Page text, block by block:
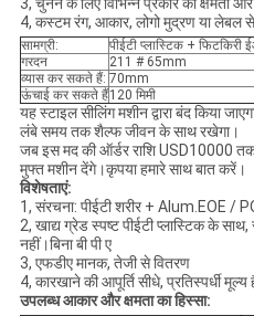
3, चुनने के लिए विभिन्न प्रकार की क्षमता
4, कस्टम रंग, आकार, लोगो मुद्रण या लेबल
सामग्री:
पीईटी प्लास्टिक +
गरदन
211 # 65mm
व्यास कर सकते हैं: 70mm
ऊंचाई कर सकते हैं120 मिमी
यह स्टाइल सीलिंग मशीन द्वारा बंद किया
लंबे समय तक शैल्फ जीवन के साथ रखेगा।
जब इस मद की ऑर्डर राशि USD10000
मुफ्त मशीन देंगे।कृपया हमारे साथ बात करें।
विशेषताएं:
1, संरचना: पीईटी शरीर + Alum.EOE /
2, खाद्य ग्रेड स्पष्ट पीईटी प्लास्टिक के
नहीं।बिना बी पी ए
3, एफडीए मानक, तेजी से वितरण
4, कारखाने की आपूर्ति सीधे, प्रतिस्पर्धी मूल्य
उपलब्ध आकार और क्षमता का हिस्सा: